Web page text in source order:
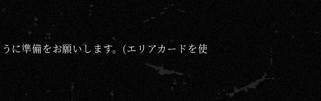
に準備をお願いします。(エリアカードを使